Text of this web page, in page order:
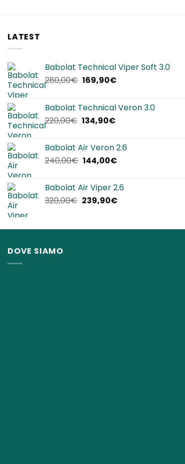
LATEST
Babolat Technical Viper Soft 3.0
280,00€ Il
era:
280,00€.
169,90€Il
è:
Babolat Technical Veron 3.0
220,00€ Il
era:
220,00€.
134,90€Il
è:
134,90€.
Babolat Air Veron 2.6
240,00€ Il
era:
240,00€.
144,00€Il
è:
144,00€.
Babolat Air Viper 2.6
320,00€ Il
era:
239,90€Il
è:
DOVE SIAMO